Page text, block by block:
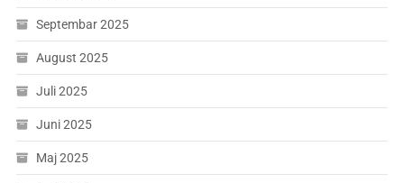
Septembar 2025
August 2025
Juli 2025
Juni 2025
Maj 2025